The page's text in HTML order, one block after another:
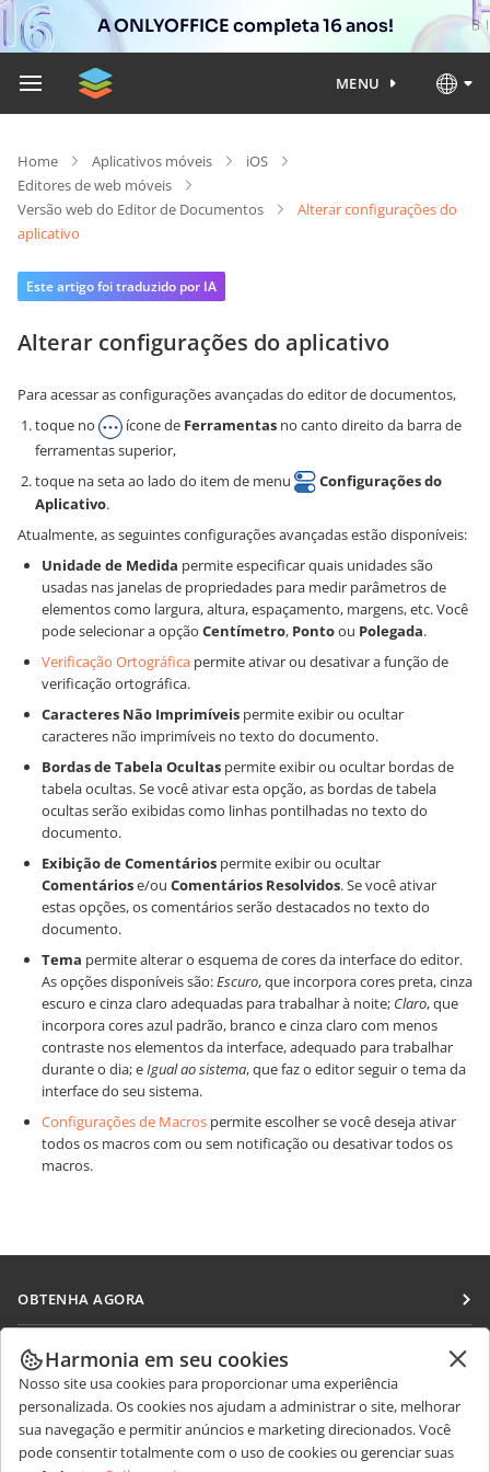
A ONLYOFFICE completa 16 anos!
MENU
Home Aplicativos móveis
iOS
Editores de web móveis
Versão web do Editor de Documentos
Alterar configurações do
aplicativo
Este artigo foi traduzido por IA
Alterar configurações do aplicativo
Para acessar as configurações avançadas do editor de documentos,
toque no
ícone de Ferramentas no canto direito da barra de
ferramentas superior,
toque na seta ao lado do item de menu
Configurações do
Aplicativo.
Atualmente, as seguintes configurações avançadas estão disponíveis:
Unidade de Medida permite especificar quais unidades são
usadas nas janelas de propriedades para medir parâmetros de
elementos como largura, altura, espaçamento, margens, etc. Você
pode selecionar a opção Centímetro, Pontoou Polegada.
Verificação Ortográfica permite ativar ou desativar a função de
verificação ortográfica.
Caracteres Não Imprimíveis permite exibir ou ocultar
caracteres não imprimíveis no texto do documento.
Bordas de Tabela Ocultas permite exibir ou ocultar bordas de
tabela ocultas. Se você ativar esta opção, as bordas de tabela
ocultas serão exibidas como linhas pontilhadas no texto do
documento.
Exibição de Comentários permite exibir ou ocultar
Comentáriose/ou Comentários Resolvidos. Se você ativar
estas opções, os comentários serão destacados no texto do
documento.
Tema permite alterar o esquema de cores da interface do editor.
As opções disponíveis são:Escuro, que incorpora cores preta, cinza
escuro e cinza claro adequadas para trabalhar à noite; Claro, que
incorpora cores azul padrão, branco e cinza claro com menos
contraste nos elementos da interface, adequado para trabalhar
durante o dia; eIgual ao sistema, que faz o editor seguir o tema da
interface do seu sistema.
Configurações de Macros permite escolher se você deseja ativar
todos os macros com ou sem notificação ou desativar todos os
macros.
OBTENHA AGORA
Docs
DocSpace
Workspace
Conectores
COLABORAR
Para colaboradores
Para tradutores
Para influenciadores
RECEBA NOTÍCIAS
Blog
OBTER AJUDA
Harmonia em seu cookies
Nosso site usa cookies para proporcionar uma experiência
personalizada. Os cookies nos ajudam a administrar o site, melhorar
sua navegação e permitir anúncios e marketing direcionados. Você
pode consentir totalmente com o uso de cookies ou gerenciar suas